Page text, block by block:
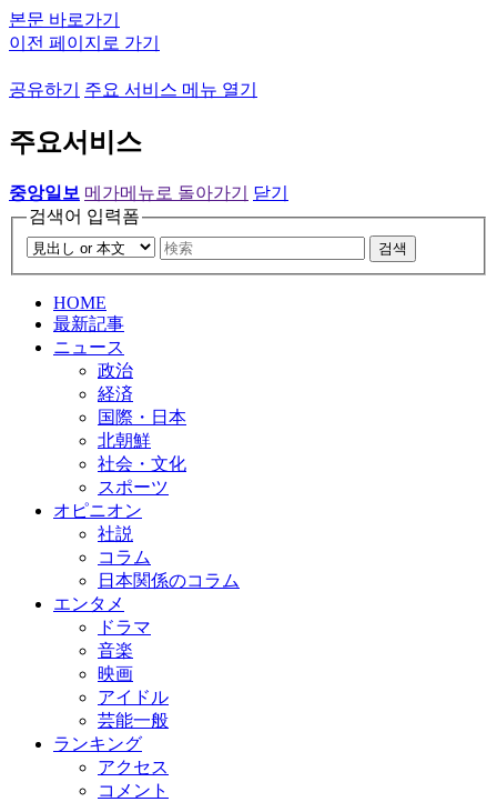
본문 바로가기
이전 페이지로 가기
공유하기 주요 서비스 메뉴 열기
주요서비스
중앙일보 메가메뉴로 돌아가기
닫기
검색어 입력폼
검색
HOME
最新記事
ニュース
政治
経済
国際・日本
北朝鮮
社会・文化
スポーツ
オピニオン
社説
コラム
日本関係のコラム
エンタメ
ドラマ
音楽
映画
アイドル
芸能一般
ランキング
アクセス
コメント